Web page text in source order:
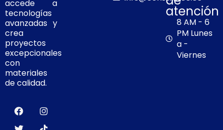
accede a
tecnologías
avanzadas y
crea
proyectos
excepcionales
con
materiales
de calidad.
F
a
c
I
n
s
T
w
i
T
i
k
atención
8 AM - 6
PM Lunes
a -
Viernes